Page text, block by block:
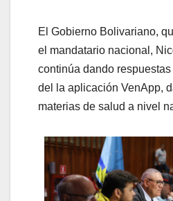
El Gobierno Bolivariano,
el mandatario nacional,
continúa dando
del la aplicación VenApp,
materias de salud a nivel